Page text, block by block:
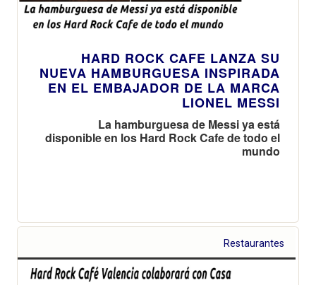
HARD ROCK CAFE LANZA SU
NUEVA HAMBURGUESA INSPIRADA
EN EL EMBAJADOR DE LA MARCA
LIONEL MESSI
La hamburguesa de Messi ya está
disponible en los Hard Rock Cafe de todo el
mundo
Restaurantes